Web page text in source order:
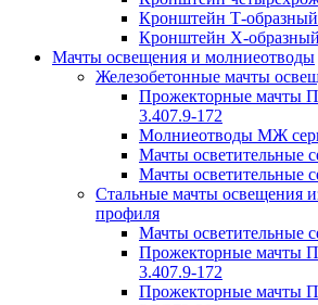
Кронштейн Т-образный
Кронштейн Х-образный
Мачты освещения и молниеотводы
Железобетонные мачты
Прожекторные мачты
3.407.9-172
Молниеотводы МЖ
Мачты осветительные
Мачты осветительные
Стальные мачты освещения
профиля
Мачты осветительные
Прожекторные мачты
3.407.9-172
Прожекторные мачты